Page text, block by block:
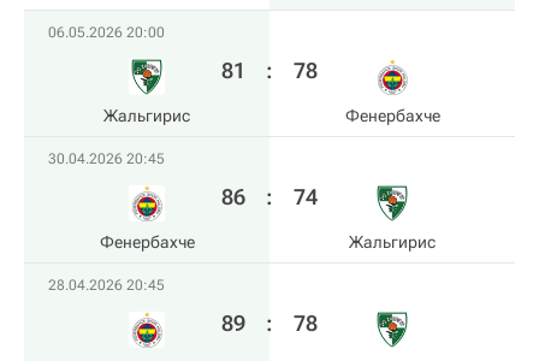
06.05.2026 20:00
Жальгирис
81 : 78
Фенербахче
30.04.2026 20:45
Фенербахче
86 : 74
Жальгирис
28.04.2026 20:45
89 : 78